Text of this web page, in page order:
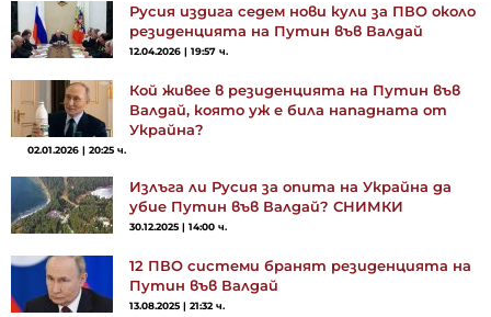
Русия издига седем нови кули за ПВО около
резиденцията на Путин във Валдай
12.04.2026 | 19:57 ч.
Кой живее в резиденцията на Путин във
Валдай, която уж е била нападната от
Украйна?
02.01.2026 | 20:25 ч.
Излъга ли Русия за опита на Украйна да
убие Путин във Валдай? СНИМКИ
30.12.2025 | 14:00 ч.
12 ПВО системи бранят резиденцията на
Путин във Валдай
13.08.2025 | 21:32 ч.